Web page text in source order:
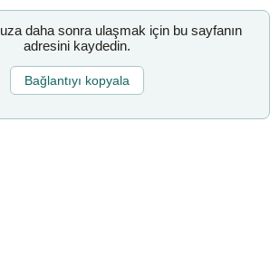
daha sonra ulaşmak için bu sayfanın
adresini kaydedin.
Bağlantıyı kopyala